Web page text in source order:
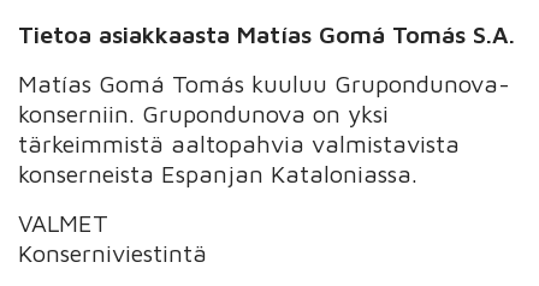
Tietoa asiakkaasta Matías Gomá Tomás S.A.
Matías Gomá Tomás kuuluu Grupondunova-
konserniin. Grupondunova on yksi
tärkeimmistä aaltopahvia valmistavista
konserneista Espanjan Kataloniassa.
VALMET
Konserniviestintä